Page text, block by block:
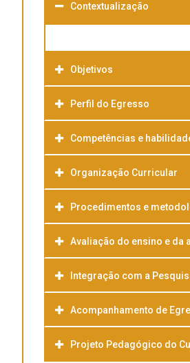
Contextualização
Objetivos
Perfil do Egresso
Competências e
Organização Curricular
Procedimentos e
Avaliação do ensino e da
Integração com a
Acompanhamento de
Projeto Pedagógico do